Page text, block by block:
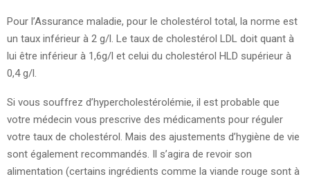
Pour l’Assurance maladie, pour le cholestérol total, la norme est
un taux inférieur à 2 g/l. Le taux de cholestérol LDL doit quant à
lui être inférieur à 1,6g/l et celui du cholestérol HLD supérieur à
0,4 g/l.
Si vous souffrez d’hypercholestérolémie, il est probable que
votre médecin vous prescrive des médicaments pour réguler
votre taux de cholestérol. Mais des ajustements d’hygiène de vie
sont également recommandés. Il s’agira de revoir son
alimentation (certains ingrédients comme la viande rouge sont à